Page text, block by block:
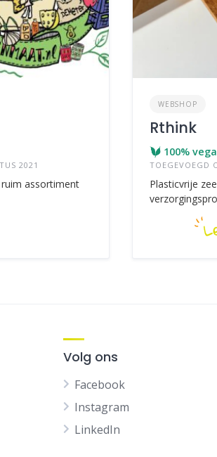
2021
assortiment
WEBSHOP
Rthink
100%
TOEGEVOEGD
Plasticvrije
Volg ons
Facebook
Instagram
LinkedIn